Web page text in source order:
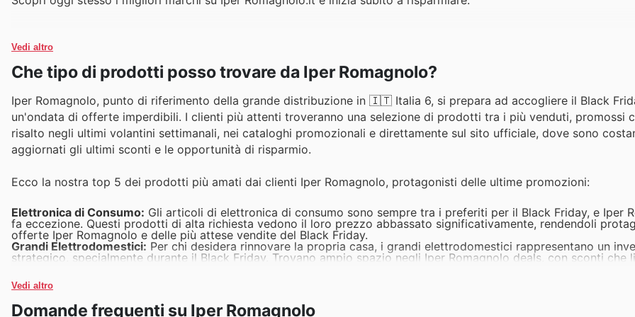
Vedi altro
Che tipo di prodotti posso trovare da Iper Romagnolo?
Iper Romagnolo, punto di riferimento della grande distribuzione in 🇮🇹 Italia 6, si prepara ad accogliere il Black
un'ondata di offerte imperdibili. I clienti più attenti troveranno una selezione di prodotti tra i più venduti, promossi
risalto negli ultimi volantini settimanali, nei cataloghi promozionali e direttamente sul sito ufficiale, dove sono
aggiornati gli ultimi sconti e le opportunità di risparmio.
Ecco la nostra top 5 dei prodotti più amati dai clienti Iper Romagnolo, protagonisti delle ultime promozioni:
Elettronica di Consumo: Gli articoli di elettronica di consumo sono sempre tra i preferiti per il Black Friday, e Iper
fa eccezione. Questi prodotti di alta richiesta vedono il loro prezzo abbassato significativamente, rendendoli
offerte Iper Romagnolo e delle più attese vendite del Black Friday.
Grandi Elettrodomestici: Per chi desidera rinnovare la propria casa, i grandi elettrodomestici rappresentano un
strategico, specialmente durante il Black Friday. Trovano ampio spazio negli Iper Romagnolo deals, con sconti che
Piccoli Elettrodomestici:
apprezzato, soprattutto quando inseriti nelle promozioni Iper Romagnolo per il Black Friday. Sono un elemento
offerte Iper Romagnolo, garantendo un ottimo rapporto qualità-prezzo.
Vedi altro
Domande frequenti su Iper Romagnolo